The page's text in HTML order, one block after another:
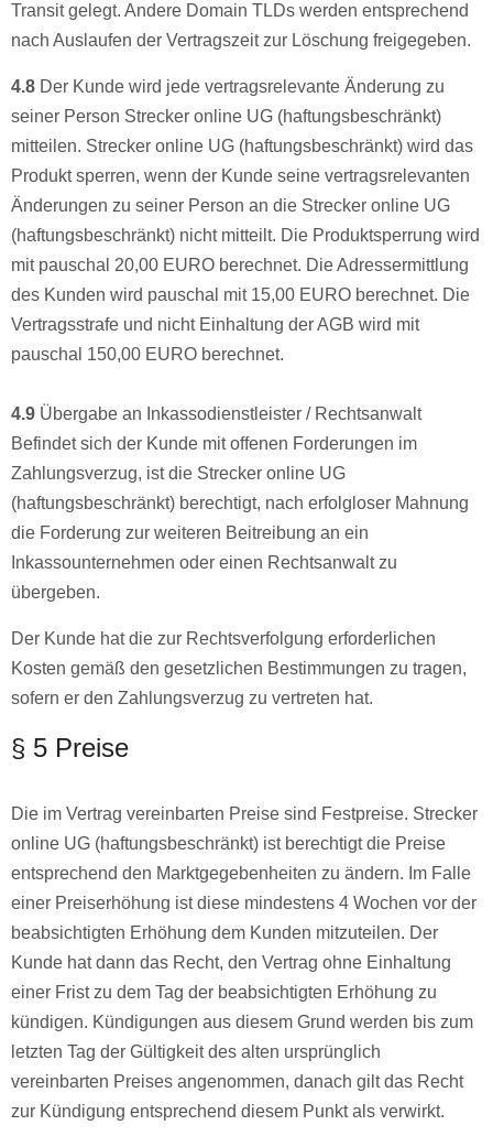
Transit gelegt. Andere Domain TLDs werden entsprechend
nach Auslaufen der Vertragszeit zur Löschung freigegeben.
4.8 Der Kunde wird jede vertragsrelevante Änderung zu
seiner Person Strecker online UG (haftungsbeschränkt)
mitteilen. Strecker online UG (haftungsbeschränkt) wird das
Produkt sperren, wenn der Kunde seine vertragsrelevanten
Änderungen zu seiner Person an die Strecker online UG
(haftungsbeschränkt) nicht mitteilt. Die Produktsperrung wird
mit pauschal 20,00 EURO berechnet. Die Adressermittlung
des Kunden wird pauschal mit 15,00 EURO berechnet. Die
Vertragsstrafe und nicht Einhaltung der AGB wird mit
pauschal 150,00 EURO berechnet.
4.9 Übergabe an Inkassodienstleister / Rechtsanwalt
Befindet sich der Kunde mit offenen Forderungen im
Zahlungsverzug, ist die Strecker online UG
(haftungsbeschränkt) berechtigt, nach erfolgloser Mahnung
die Forderung zur weiteren Beitreibung an ein
Inkassounternehmen oder einen Rechtsanwalt zu
übergeben.
Der Kunde hat die zur Rechtsverfolgung erforderlichen
Kosten gemäß den gesetzlichen Bestimmungen zu tragen,
sofern er den Zahlungsverzug zu vertreten hat.
§ 5 Preise
Die im Vertrag vereinbarten Preise sind Festpreise. Strecker
online UG (haftungsbeschränkt) ist berechtigt die Preise
entsprechend den Marktgegebenheiten zu ändern. Im Falle
einer Preiserhöhung ist diese mindestens 4 Wochen vor der
beabsichtigten Erhöhung dem Kunden mitzuteilen. Der
Kunde hat dann das Recht, den Vertrag ohne Einhaltung
einer Frist zu dem Tag der beabsichtigten Erhöhung zu
kündigen. Kündigungen aus diesem Grund werden bis zum
letzten Tag der Gültigkeit des alten ursprünglich
vereinbarten Preises angenommen, danach gilt das Recht
zur Kündigung entsprechend diesem Punkt als verwirkt.